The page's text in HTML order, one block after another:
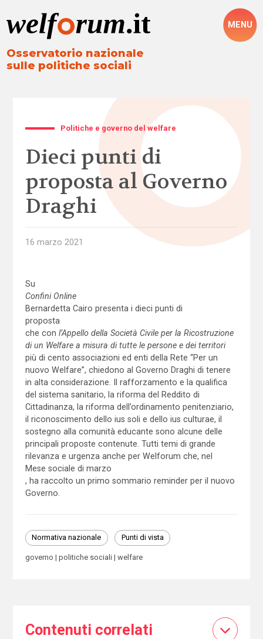
Osservatorio nazionale
sulle politiche sociali
MENU
Politiche e governo del welfare
Dieci punti di
proposta al Governo
Draghi
16 marzo 2021
Su
Confini Online
Bernardetta Cairo presenta i dieci punti di
proposta
che con l’Appello della Società Civile per la Ricostruzione
di un Welfare a misura di tutte le persone e dei territori
più di cento associazioni ed enti della Rete “Per un
nuovo Welfare”, chiedono al Governo Draghi di tenere
in alta considerazione. Il rafforzamento e la qualifica
del sistema sanitario, la riforma del Reddito di
Cittadinanza, la riforma dell’ordinamento penitenziario,
il riconoscimento dello ius soli e dello ius culturae, il
sostegno alla comunità educante sono alcune delle
principali proposte contenute. Tutti temi di grande
rilevanza e urgenza anche per Welforum che, nel
Mese sociale di marzo
, ha raccolto un primo sommario reminder per il nuovo
Governo.
Normativa nazionale Punti di vista
governo politiche sociali welfare
Contenuti correlati